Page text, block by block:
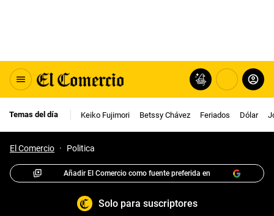
Temas del día Keiko Fujimori Betssy Chávez Feriados Dólar
El Comercio · Politica
Añadir El Comercio como fuente preferida en
Solo para suscriptores